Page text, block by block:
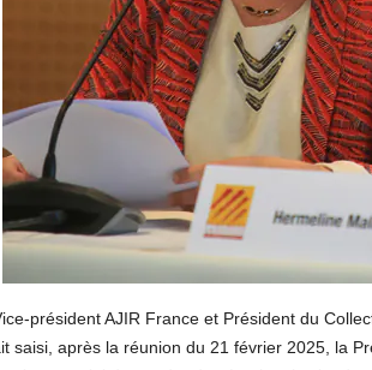
président AJIR France et Président du
saisi, après la réunion du 21 février 2025, la